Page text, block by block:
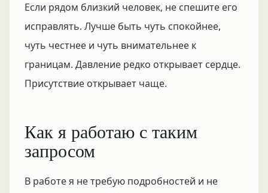
Если рядом близкий человек, не спешите его
исправлять. Лучше быть чуть спокойнее,
чуть честнее и чуть внимательнее к
границам. Давление редко открывает сердце.
Присутствие открывает чаще.
Как я работаю с таким
запросом
В работе я не требую подробностей и не